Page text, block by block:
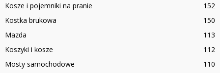
Kosze i pojemniki na pranie
152
Kostka brukowa
150
Mazda
113
Koszyki i kosze
112
Mosty samochodowe
110